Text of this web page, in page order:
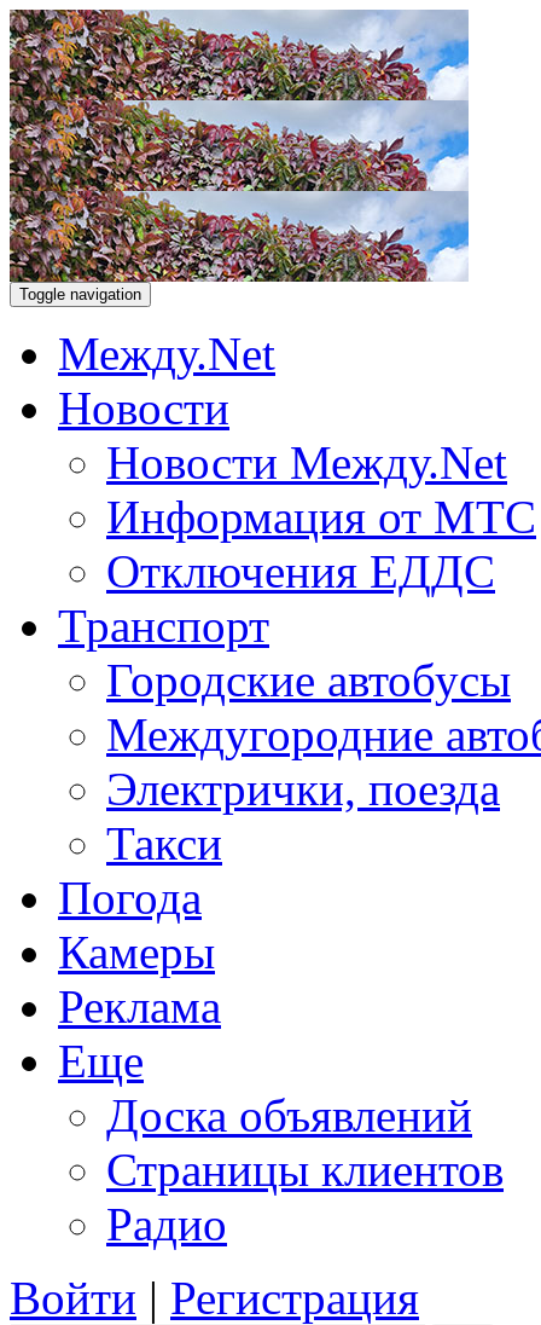
Toggle navigation
Между.Net
Новости
Новости Между.Net
Информация от МТС
Отключения ЕДДС
Транспорт
Городские автобусы
Междугородние
Электрички, поезда
Такси
Погода
Камеры
Реклама
Еще
Доска объявлений
Страницы клиентов
Радио
Войти | Регистрация